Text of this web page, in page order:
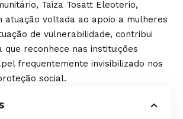
Taiza Tosatt Eleoterio,
atuação voltada ao apoio a mulheres
de vulnerabilidade, contribui
reconhece nas instituições
frequentemente invisibilizado nos
social.